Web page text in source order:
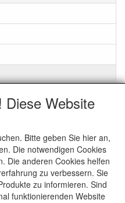
Diese Website
Bitte geben Sie hier an,
Die notwendigen Cookies
Die anderen Cookies helfen
zu verbessern. Sie
zu informieren. Sind
funktionierenden Website